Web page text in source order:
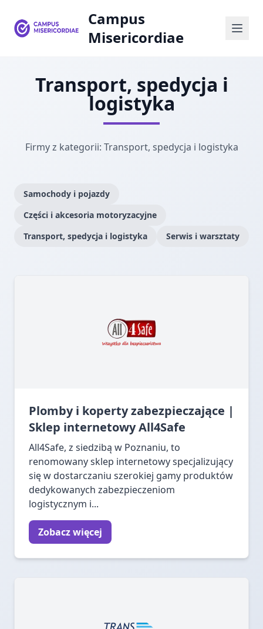
Campus
Misericordiae
Transport, spedycja i
logistyka
Firmy z kategorii: Transport, spedycja i logistyka
Samochody i pojazdy
Części i akcesoria motoryzacyjne
Transport, spedycja i logistyka
Serwis i warsztaty
Plomby i koperty zabezpieczające |
Sklep internetowy All4Safe
All4Safe, z siedzibą w Poznaniu, to
renomowany sklep internetowy specjalizujący
się w dostarczaniu szerokiej gamy produktów
dedykowanych zabezpieczeniom
logistycznym i...
Zobacz więcej